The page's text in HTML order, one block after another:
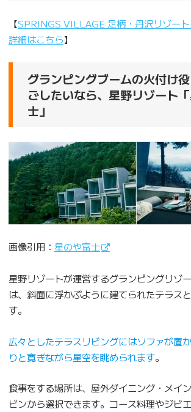
【SPRINGS VILLAGE 足柄・丹沢リゾー
詳細はこちら】
グランピングブームの火付け
ごしたいなら、星野リゾート
士」
画像引用： 星のや富士
星野リゾートが運営するグランピングリゾ
は、斜面に浮かぶように建てられたテラス
す。
広々としたテラスリビングにはソファが置
りと寛ぎながら星空を眺められます。
食事をする場所は、屋外ダイニング・メイ
ビンから選択できます。コース料理やジビ